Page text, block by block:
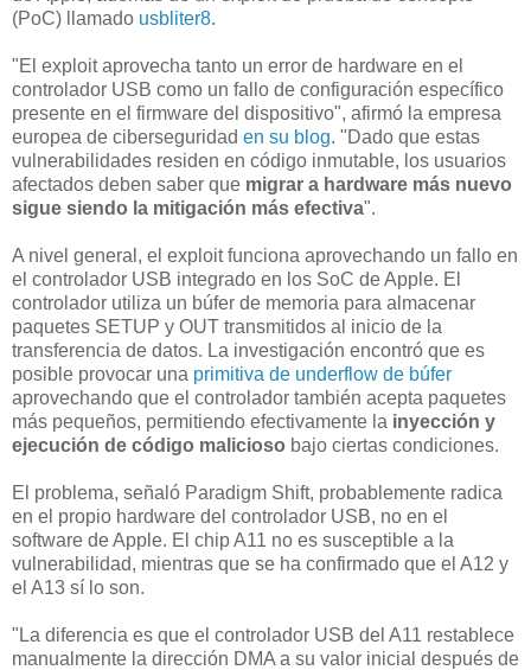
(PoC) llamado usbliter8.
"El exploit aprovecha tanto un error de hardware en el
controlador USB como un fallo de configuración específico
presente en el firmware del dispositivo", afirmó la empresa
europea de ciberseguridad en su blog. "Dado que estas
vulnerabilidades residen en código inmutable, los usuarios
afectados deben saber que migrar a hardware más nuevo
sigue siendo la mitigación más efectiva".
A nivel general, el exploit funciona aprovechando un fallo en
el controlador USB integrado en los SoC de Apple. El
controlador utiliza un búfer de memoria para almacenar
paquetes SETUP y OUT transmitidos al inicio de la
transferencia de datos. La investigación encontró que es
posible provocar una primitiva de underflow de búfer
aprovechando que el controlador también acepta paquetes
más pequeños, permitiendo efectivamente la inyección y
ejecución de código malicioso bajo ciertas condiciones.
El problema, señaló Paradigm Shift, probablemente radica
en el propio hardware del controlador USB, no en el
software de Apple. El chip A11 no es susceptible a la
vulnerabilidad, mientras que se ha confirmado que el A12 y
el A13 sí lo son.
"La diferencia es que el controlador USB del A11 restablece
manualmente la dirección DMA a su valor inicial después de